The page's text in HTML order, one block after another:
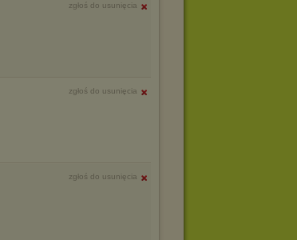
zgłoś do usunięcia
zgłoś do usunięcia
zgłoś do usunięcia